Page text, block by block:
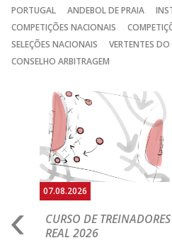
PORTUGAL
ANDEBOL DE PRAIA
COMPETIÇÕES NACIONAIS
SELEÇÕES NACIONAIS
VERTENTES
CONSELHO ARBITRAGEM
07.08.2026
CURSO DE
REAL 2026
Anterior